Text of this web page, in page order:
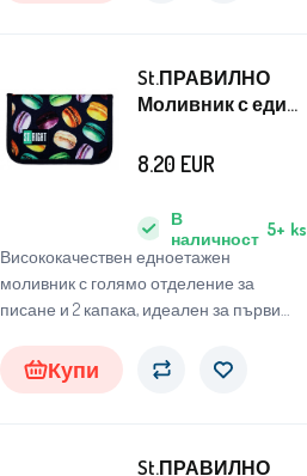
St.ПРАВИЛНО
Моливник с един
Висококачествен едноетажен
моливник с голямо отделение за
писане и 2 капака, идеален за първи
В
наличност 5+ ks
8.20 EUR
Купи
St.ПРАВИЛНО